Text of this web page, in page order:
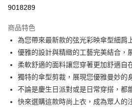
Apple Pay
街口支付
悠遊付
AFTEE先享後付
相關說明
9018289
商品特色
為您帶來最新款的弦光彩映傘型細肩
優雅的設計與精緻的工藝完美結合，
柔軟舒適的面料讓您穿著更加舒適自
獨特的傘型剪裁，展現您優雅曼妙的
不論是慶生日派對或是日常穿搭，都
快來選購這款時尚上衣，成為眾人的